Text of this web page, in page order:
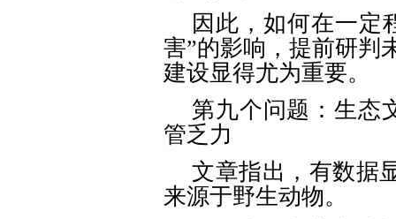
因此，如何在一定
害”的影响，提前研判
建设显得尤为重要。
第九个问题：生态
管乏力
文章指出，有数据
来源于野生动物。